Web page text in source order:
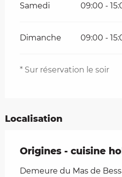
Samedi 09:00 -
Dimanche 09:00 -
* Sur réservation le soir
Localisation
Origines - cuisine
Demeure du Mas de